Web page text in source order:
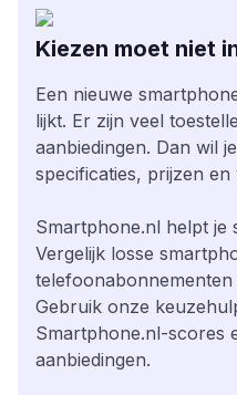
Kiezen moet niet
Een nieuwe
lijkt. Er zijn veel
aanbiedingen. Dan wil
specificaties, prijzen
Smartphone.nl helpt je
Vergelijk losse
Gebruik onze
Smartphone.nl-scores
aanbiedingen.